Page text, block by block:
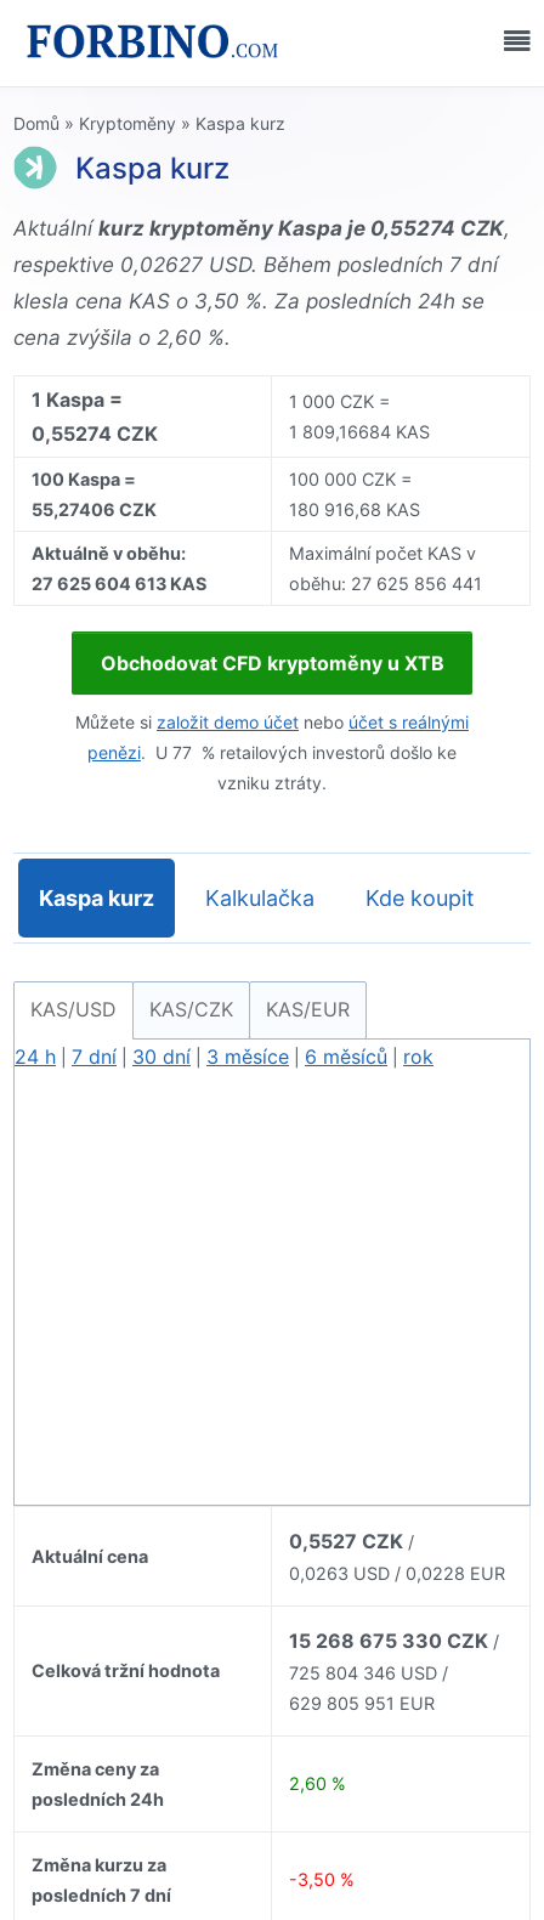
Domů » Kryptoměny » Kaspa kurz
Kaspa kurz
Aktuálníkurz kryptoměny Kaspa je 0,55274 CZK,
respektive 0,02627 USD. Během posledních 7 dní
klesla cena KAS o 3,50 %. Za posledních 24h se
cena zvýšila o 2,60 %.
1 Kaspa =
0,55274 CZK
1 000 CZK =
1 809,16684 KAS
100 Kaspa =
55,27406 CZK
100 000 CZK =
180 916,68 KAS
Aktuálně v oběhu:
27 625 604 613 KAS
Maximální počet KAS v
oběhu: 27 625 856 441
Obchodovat CFD kryptoměny u XTB
Můžete si založit demo účet nebo účet s reálnými
penězi. U 77 % retailových investorů došlo ke
vzniku ztráty.
Kaspa kurz Kalkulačka Kde koupit
KAS/USD KAS/CZK
KAS/EUR
24 h
7 dní 30 dní 3 měsíce 6 měsíců rok
Aktuální cena
0,5527 CZK /
0,0263 USD / 0,0228 EUR
Celková tržní hodnota
15 268 675 330 CZK /
725 804 346 USD /
629 805 951 EUR
Změna ceny za
posledních 24h
2,60 %
Změna kurzu za
posledních 7 dní
-3,50 %